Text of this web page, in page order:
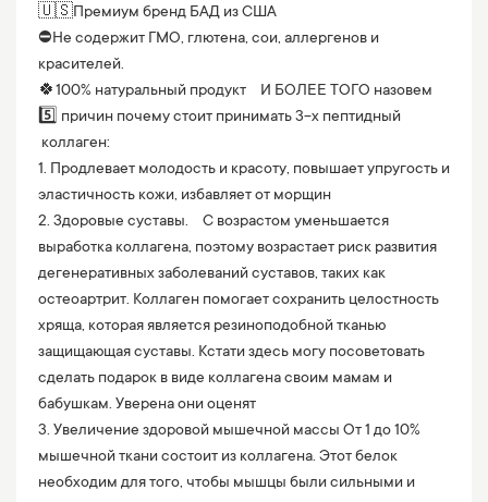
🇺🇸Премиум бренд БАД из США
⛔️Не содержит ГМО, глютена, сои, аллергенов и
красителей.
🍀100% натуральный продукт И БОЛЕЕ ТОГО назовем
5️⃣ причин почему стоит принимать 3-х пептидный
коллаген:
1. Продлевает молодость и красоту, повышает упругость и
эластичность кожи, избавляет от морщин
2. Здоровые суставы. С возрастом уменьшается
выработка коллагена, поэтому возрастает риск развития
дегенеративных заболеваний суставов, таких как
остеоартрит. Коллаген помогает сохранить целостность
хряща, которая является резиноподобной тканью
защищающая суставы.⁣⁣ Кстати здесь могу посоветовать
сделать подарок в виде коллагена своим мамам и
бабушкам. Уверена они оценят
3. Увеличение здоровой мышечной массы От 1 до 10%
мышечной ткани состоит из коллагена. Этот белок
необходим для того, чтобы мышцы были сильными и